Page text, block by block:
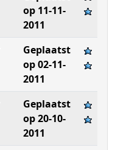
op 11-11-
2011
Geplaatst
op 02-11-
2011
Geplaatst
op 20-10-
2011